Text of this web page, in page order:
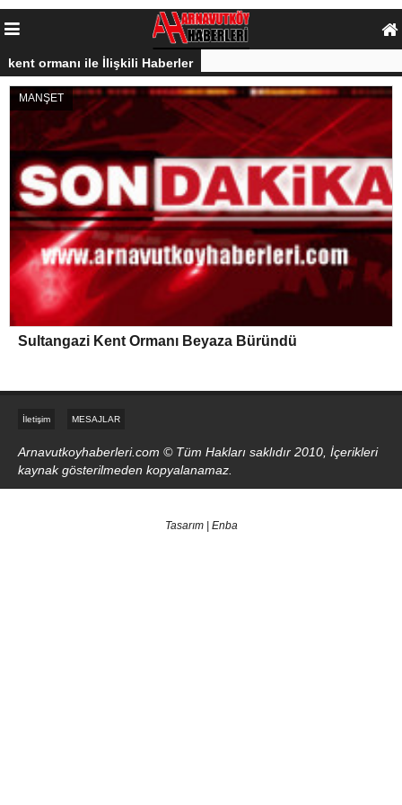
kent ormanı ile İlişkili Haberler
MANŞET
Sultangazi Kent Ormanı Beyaza Büründü
İletişim MESAJLAR
Arnavutkoyhaberleri.com © Tüm Hakları saklıdır 2010, İçerikleri
kaynak gösterilmeden kopyalanamaz.
Tasarım | Enba